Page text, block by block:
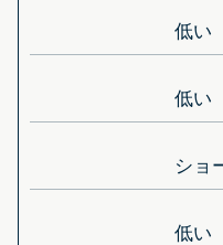
低い
低い
ショ
低い